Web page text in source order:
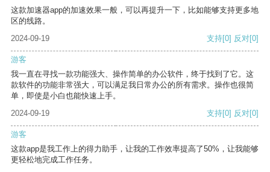
这款加速器app的加速效果一般，可以再提升一下，比如能够支持更多地
区的线路。
2024-09-19
支持[0] 反对[0]
游客
我一直在寻找一款功能强大、操作简单的办公软件，终于找到了它。这
款软件的功能非常强大，可以满足我日常办公的所有需求。操作也很简
单，即使是小白也能快速上手。
2024-09-19
支持[0] 反对[0]
游客
这款app是我工作上的得力助手，让我的工作效率提高了50%，让我能够
更轻松地完成工作任务。